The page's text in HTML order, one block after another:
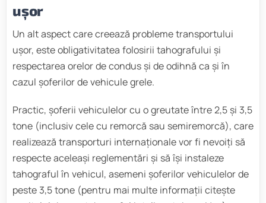
ușor
Un alt aspect care creează probleme transportului
ușor, este obligativitatea folosirii tahografului și
respectarea orelor de condus și de odihnă ca și în
cazul șoferilor de vehicule grele.
Practic, șoferii vehiculelor cu o greutate între 2,5 și 3,5
tone (inclusiv cele cu remorcă sau semiremorcă), care
realizează transporturi internaționale vor fi nevoiți să
respecte aceleași reglementări și să își instaleze
tahograful în vehicul, asemeni șoferilor vehiculelor de
peste 3,5 tone (pentru mai multe informații citește